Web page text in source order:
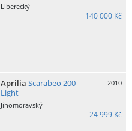
Liberecký
140 000 Kč
Aprilia Scarabeo 200
Light
2010
Jihomoravský
24 999 Kč